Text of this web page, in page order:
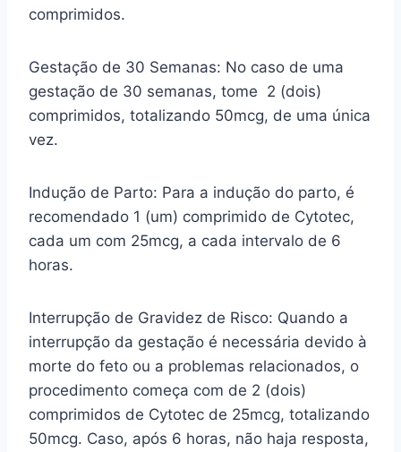
comprimidos.
Gestação de 30 Semanas: No caso de uma
gestação de 30 semanas, tome 2 (dois)
comprimidos, totalizando 50mcg, de uma única
vez.
Indução de Parto: Para a indução do parto, é
recomendado 1 (um) comprimido de Cytotec,
cada um com 25mcg, a cada intervalo de 6
horas.
Interrupção de Gravidez de Risco: Quando a
interrupção da gestação é necessária devido à
morte do feto ou a problemas relacionados, o
procedimento começa com de 2 (dois)
comprimidos de Cytotec de 25mcg, totalizando
50mcg. Caso, após 6 horas, não haja resposta,